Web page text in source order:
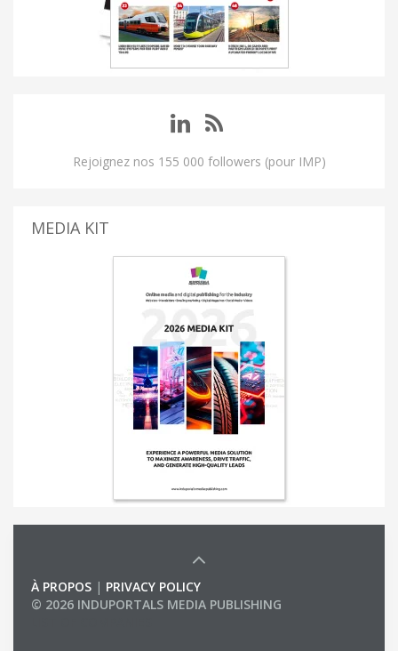
Rejoignez nos 155 000 followers (pour IMP)
MEDIA KIT
À PROPOS | PRIVACY POLICY
© 2026 INDUPORTALS MEDIA PUBLISHING